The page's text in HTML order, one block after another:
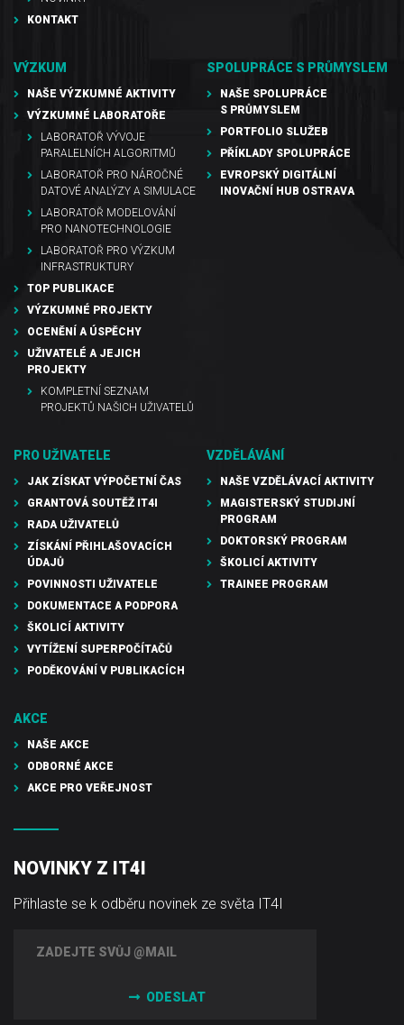
KONTAKT
VÝZKUM
NAŠE VÝZKUMNÉ AKTIVITY
VÝZKUMNÉ LABORATOŘE
LABORATOŘ VÝVOJE
PARALELNÍCH ALGORITMŮ
LABORATOŘ PRO NÁROČNÉ
DATOVÉ ANALÝZY A SIMULACE
LABORATOŘ MODELOVÁNÍ
PRO NANOTECHNOLOGIE
LABORATOŘ PRO VÝZKUM
INFRASTRUKTURY
TOP PUBLIKACE
VÝZKUMNÉ PROJEKTY
OCENĚNÍ A ÚSPĚCHY
UŽIVATELÉ A JEJICH
PROJEKTY
KOMPLETNÍ SEZNAM
PROJEKTŮ NAŠICH UŽIVATELŮ
SPOLUPRÁCE S PRŮMYSLEM
NAŠE SPOLUPRÁCE
S PRŮMYSLEM
PORTFOLIO SLUŽEB
PŘÍKLADY SPOLUPRÁCE
EVROPSKÝ DIGITÁLNÍ
INOVAČNÍ HUB OSTRAVA
PRO UŽIVATELE
JAK ZÍSKAT VÝPOČETNÍ ČAS
GRANTOVÁ SOUTĚŽ IT4I
RADA UŽIVATELŮ
ZÍSKÁNÍ PŘIHLAŠOVACÍCH
ÚDAJŮ
POVINNOSTI UŽIVATELE
DOKUMENTACE A PODPORA
ŠKOLICÍ AKTIVITY
VYTÍŽENÍ SUPERPOČÍTAČŮ
PODĚKOVÁNÍ V PUBLIKACÍCH
VZDĚLÁVÁNÍ
NAŠE VZDĚLÁVACÍ AKTIVITY
MAGISTERSKÝ STUDIJNÍ
PROGRAM
DOKTORSKÝ PROGRAM
ŠKOLICÍ AKTIVITY
TRAINEE PROGRAM
AKCE
NAŠE AKCE
ODBORNÉ AKCE
AKCE PRO VEŘEJNOST
NOVINKY Z IT4I
Přihlaste se k odběru novinek ze světa IT4I
ODESLAT